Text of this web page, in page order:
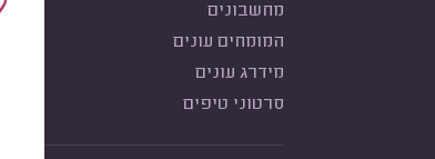
מחשבונים
המומחים עונים
מידרג עונים
סרטוני טיפים